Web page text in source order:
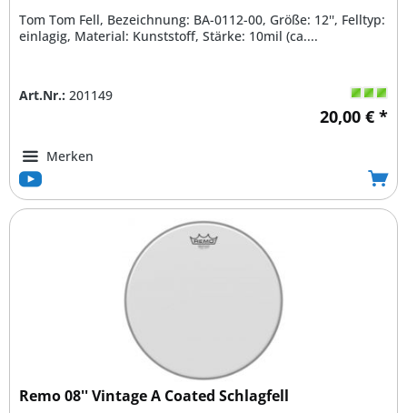
Tom Tom Fell, Bezeichnung: BA-0112-00, Größe: 12'', Felltyp:
einlagig, Material: Kunststoff, Stärke: 10mil (ca....
Art.Nr.: 201149
20,00 € *
Merken
Remo 08'' Vintage A Coated Schlagfell